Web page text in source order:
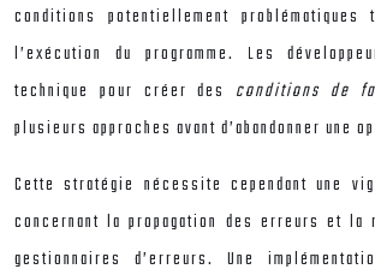
conditions potentiellement problématiques
l’exécution du programme. Les
technique pour créer des conditions de
plusieurs approches avant d’abandonner une
Cette stratégie nécessite cependant une
concernant la propagation des erreurs et la
gestionnaires d’erreurs. Une